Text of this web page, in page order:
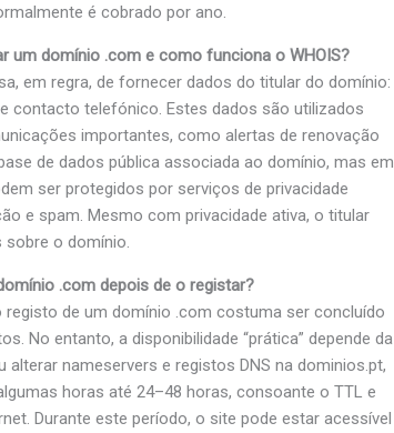
é cobrado por ano.
um domínio .com e como funciona o WHOIS?
em regra, de fornecer dados do titular do domínio:
contacto telefónico. Estes dados são utilizados
importantes, como alertas de renovação
de dados pública associada ao domínio, mas em
ser protegidos por serviços de privacidade
e spam. Mesmo com privacidade ativa, o titular
sobre o domínio.
.com depois de o registar?
de um domínio .com costuma ser concluído
No entanto, a disponibilidade “prática” depende da
alterar nameservers e registos DNS na dominios.pt,
horas até 24–48 horas, consoante o TTL e
Durante este período, o site pode estar acessível